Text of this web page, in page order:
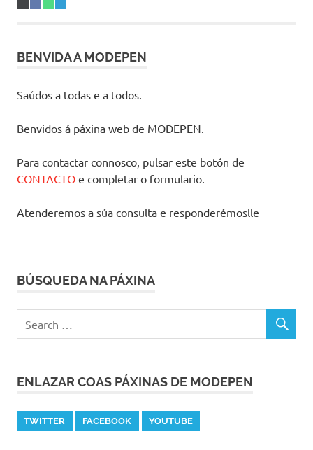
Share
X Share
Facebook
Share
WhatsApp
Share
Telegram
BENVIDA A MODEPEN
Saúdos a todas e a todos.
Benvidos á páxina web de MODEPEN.
Para contactar connosco, pulsar este botón de
CONTACTO e completar o formulario.
Atenderemos a súa consulta e responderémoslle
BÚSQUEDA NA PÁXINA
ENLAZAR COAS PÁXINAS DE MODEPEN
TWITTER FACEBOOK YOUTUBE